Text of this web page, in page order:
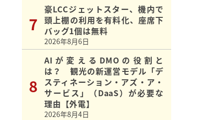
豪LCCジェットスター、機内で
頭上棚の利用を有料化、座席下
バッグ1個は無料
2026年8月6日
AIが変えるDMOの役割と
は？ 観光の新運営モデル「デ
スティネーション・アズ・ア・
サービス」（DaaS）が必要な
理由【外電】
2026年8月4日